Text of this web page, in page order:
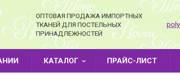
ОПТОВАЯ ПРОДАЖА ИМПОРТНЫХ
ТКАНЕЙ ДЛЯ ПОСТЕЛЬНЫХ
ПРИНАДЛЕЖНОСТЕЙ
КАТАЛОГ ПРАЙС-ЛИСТ